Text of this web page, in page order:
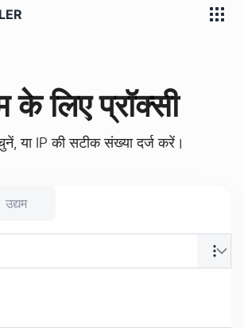
के लिए प्रॉक्सी
या IP की सटीक संख्या दर्ज करें।
उद्यम